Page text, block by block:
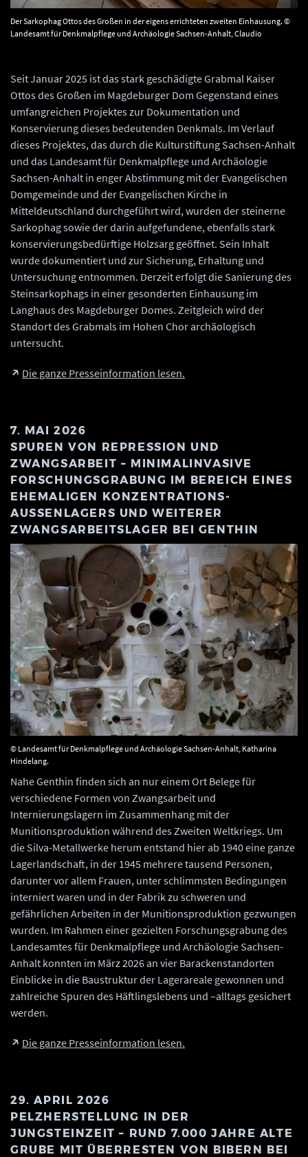
Der Sarkophag Ottos des Großen in der eigens errichteten zweiten Einhausung. ©
Landesamt für Denkmalpflege und Archäologie Sachsen-Anhalt, Claudio
Seit Januar 2025 ist das stark geschädigte Grabmal Kaiser
Ottos des Großen im Magdeburger Dom Gegenstand eines
umfangreichen Projektes zur Dokumentation und
Konservierung dieses bedeutenden Denkmals. Im Verlauf
dieses Projektes, das durch die Kulturstiftung Sachsen-Anhalt
und das Landesamt für Denkmalpflege und Archäologie
Sachsen-Anhalt in enger Abstimmung mit der Evangelischen
Domgemeinde und der Evangelischen Kirche in
Mitteldeutschland durchgeführt wird, wurden der steinerne
Sarkophag sowie der darin aufgefundene, ebenfalls stark
konservierungsbedürftige Holzsarg geöffnet. Sein Inhalt
wurde dokumentiert und zur Sicherung, Erhaltung und
Untersuchung entnommen. Derzeit erfolgt die Sanierung des
Steinsarkophags in einer gesonderten Einhausung im
Langhaus des Magdeburger Domes. Zeitgleich wird der
Standort des Grabmals im Hohen Chor archäologisch
untersucht.
Die ganze Presseinformation lesen.
7. MAI 2026
SPUREN VON REPRESSION UND
ZWANGSARBEIT – MINIMALINVASIVE
FORSCHUNGSGRABUNG IM BEREICH EINES
EHEMALIGEN KONZENTRATIONS-
AUSSENLAGERS UND WEITERER Z
WANGSARBEITSLAGER BEI GENTHIN
© Landesamt für Denkmalpflege und Archäologie Sachsen-Anhalt, Katharina
Hindelang.
Nahe Genthin finden sich an nur einem Ort Belege für
verschiedene Formen von Zwangsarbeit und
Internierungslagern im Zusammenhang mit der
Munitionsproduktion während des Zweiten Weltkriegs. Um
die Silva-Metallwerke herum entstand hier ab 1940 eine ganze
Lagerlandschaft, in der 1945 mehrere tausend Personen,
darunter vor allem Frauen, unter schlimmsten Bedingungen
interniert waren und in der Fabrik zu schweren und
gefährlichen Arbeiten in der Munitionsproduktion gezwungen
wurden. Im Rahmen einer gezielten Forschungsgrabung des
Landesamtes für Denkmalpflege und Archäologie Sachsen-
Anhalt konnten im März 2026 an vier Barackenstandorten
Einblicke in die Baustruktur der Lagerareale gewonnen und
zahlreiche Spuren des Häftlingslebens und –alltags gesichert
werden.
Die ganze Presseinformation lesen.
29. APRIL 2026
PELZHERSTELLUNG IN DER
JUNGSTEINZEIT – RUND 7.000 JAHRE ALTE
GRUBE MIT ÜBERRESTEN VON BIBERN BEI